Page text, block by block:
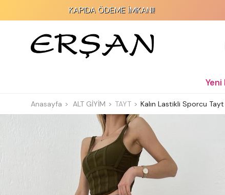
KAPIDA ÖDEME İMKANI!
Anasayfa ALT GİYİM TAYT Kalın Lastikli Sporcu